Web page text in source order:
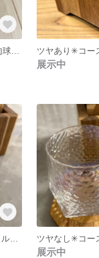
New！！【名入れ可能】肉球の形がかわいい★ペット食事台(エサ台) ステンレス製食器付き 傾斜型Mサイズ
展示中
ツヤなし✳︎コースター（コルクあり)5枚組 アカシアの木
展示中